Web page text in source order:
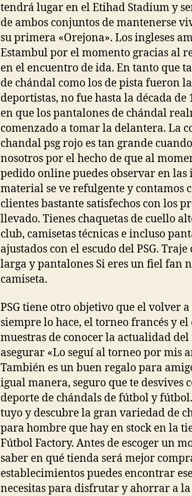
tendrá lugar en el Etihad Stadium y
de ambos conjuntos de mantenerse
su primera «Orejona». Los ingleses
Estambul por el momento gracias al
en el encuentro de ida. En tanto que
de chándal como los de pista fueron
deportistas, no fue hasta la década de
en que los pantalones de chándal
comenzado a tomar la delantera. La
chandal psg rojo es tan grande
nosotros por el hecho de que al
pedido online puedes observar en las
material se ve refulgente y contamos
clientes bastante satisfechos con los
llevado. Tienes chaquetas de cuello
club, camisetas técnicas e incluso
ajustados con el escudo del PSG.
larga y pantalones Si eres un fiel fan
camiseta.
PSG tiene otro objetivo que el volver a
siempre lo hace, el torneo francés y
muestras de conocer la actualidad
asegurar «Lo seguí al torneo por mis
También es un buen regalo para
igual manera, seguro que te desvives
deporte de chándals de fútbol y
tuyo y descubre la gran variedad de
para hombre que hay en stock en la
Fútbol Factory. Antes de escoger un
saber en qué tienda será mejor
establecimientos puedes encontrar
necesitas para disfrutar y ahorrar a la